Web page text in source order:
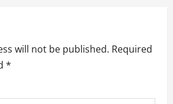
will not be published. Required
*